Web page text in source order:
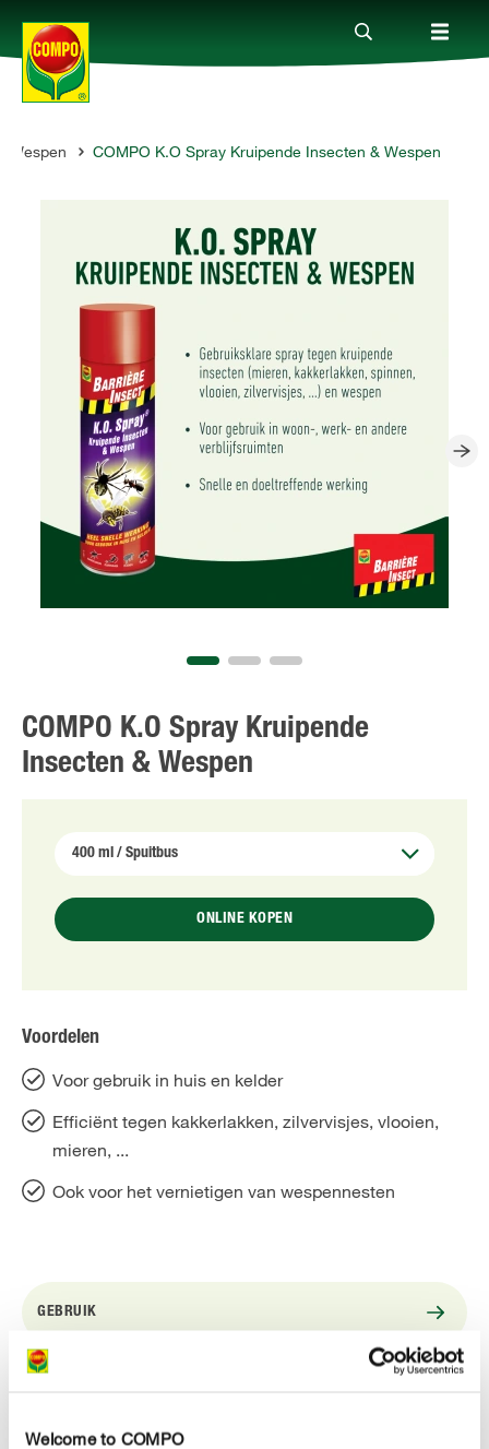
Welcome to COMPO
Producten
Tot je dienst
Onderneming
Wespen COMPO K.O Spray Kruipende Insecten & Wespen
COMPO K.O Spray Kruipende
Insecten & Wespen
ONLINE KOPEN
Voordelen
Voor gebruik in huis en kelder
Efficiënt tegen kakkerlakken, zilvervisjes, vlooien,
mieren, ...
Ook voor het vernietigen van wespennesten
GEBRUIK
TECHNISCHE DETAILS
EEN VRAAG? STEL ZE HIER!